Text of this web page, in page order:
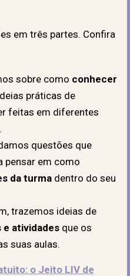
em três partes. Confira
sobre como conhecer
práticas de
feitas em diferentes
questões que
pensar em como
da turma dentro do seu
trazemos ideias de
e atividades que os
suas aulas.
o Jeito LIV de